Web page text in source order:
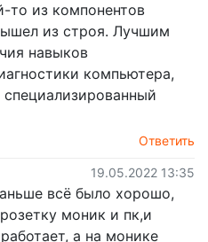
то из компонентов
из строя. Лучшим
навыков
компьютера,
специализированный
Ответить
19.05.2022 13:35
всё было хорошо,
моник и пк,и
а на монике